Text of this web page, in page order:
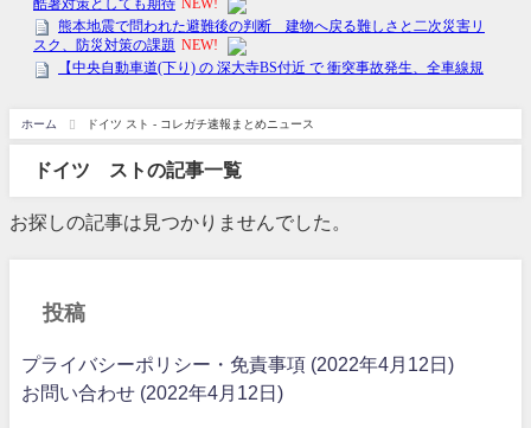
ホーム ドイツ スト - コレガチ速報まとめニュース
ドイツ ストの記事一覧
お探しの記事は見つかりませんでした。
投稿
プライバシーポリシー・免責事項 (2022年4月12日)
お問い合わせ (2022年4月12日)